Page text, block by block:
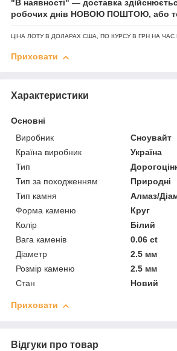
"В наявності" — доставка
робочих днів НОВОЮ ПОШТОЮ, або
ЦІНА ЛОТУ В ДОЛАРАХ США, ПО КУРСУ В ГРН НА ЧАС
Приховати
Характеристики
Основні
Виробник
Сноувайт
Країна виробник
Україна
Тип
Тип за походженням
Природні
Тип камня
Алмаз/
Форма каменю
Круг
Колір
Білий
Вага каменів
0.06 ct
Діаметр
2.5 мм
Розмір каменю
2.5 мм
Стан
Новий
Приховати
Відгуки про товар